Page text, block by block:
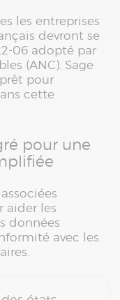
les entreprises
devront se
06 adopté par
(ANC). Sage
pour
cette
pour une
aider les
données
avec les